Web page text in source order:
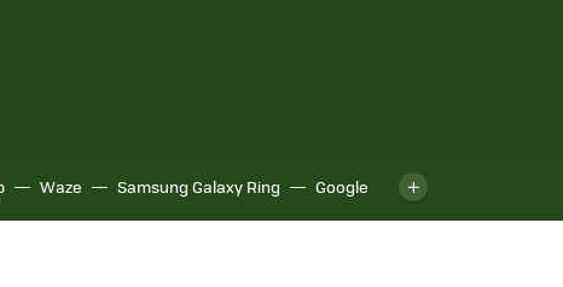
Waze Samsung Galaxy Ring
Google